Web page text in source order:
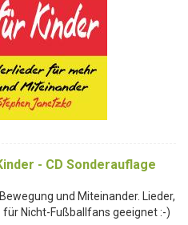
- CD Sonderauflage
und Miteinander. Lieder,
Nicht-Fußballfans geeignet :-)